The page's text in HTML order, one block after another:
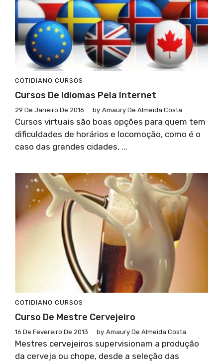
COTIDIANO CURSOS
Cursos De Idiomas Pela Internet
29 De Janeiro De 2016 by Amaury De Almeida Costa
Cursos virtuais são boas opções para quem tem
dificuldades de horários e locomoção, como é o
caso das grandes cidades, ...
COTIDIANO CURSOS
Curso De Mestre Cervejeiro
16 De Fevereiro De 2013 by Amaury De Almeida Costa
Mestres cervejeiros supervisionam a produção
da cerveja ou chope, desde a seleção das